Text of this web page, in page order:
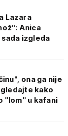
Lazara
Anica
izgleda
ona ga nije
kako
"lom" u kafani